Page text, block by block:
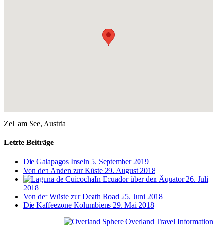
Zell am See, Austria
Letzte Beiträge
Die Galapagos Inseln 5. September 2019
Von den Anden zur Küste 29. August 2018
In Ecuador über den Äquator 26. Juli
2018
Von der Wüste zur Death Road 25. Juni 2018
Die Kaffeezone Kolumbiens 29. Mai 2018